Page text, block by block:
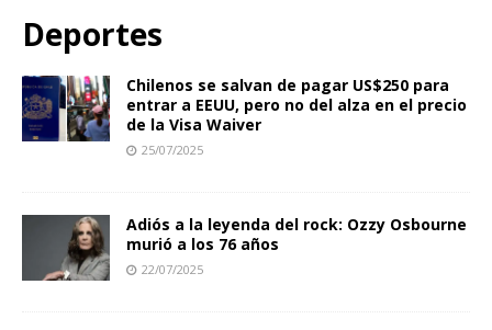
Deportes
Chilenos se salvan de pagar US$250 para
entrar a EEUU, pero no del alza en el precio
de la Visa Waiver
25/07/2025
Adiós a la leyenda del rock: Ozzy Osbourne
murió a los 76 años
22/07/2025